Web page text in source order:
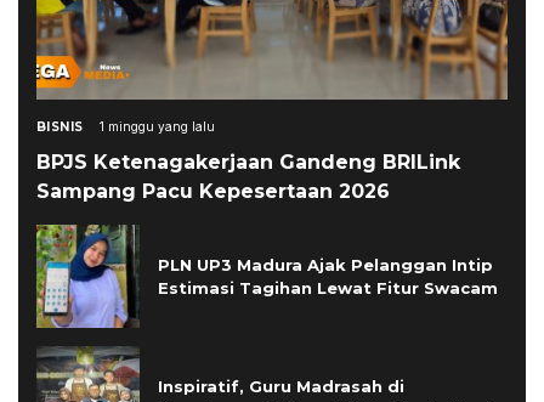
BISNIS 1 minggu yang lalu
BPJS Ketenagakerjaan Gandeng BRILink
Sampang Pacu Kepesertaan 2026
PLN UP3 Madura Ajak Pelanggan Intip
Estimasi Tagihan Lewat Fitur Swacam
Inspiratif, Guru Madrasah di